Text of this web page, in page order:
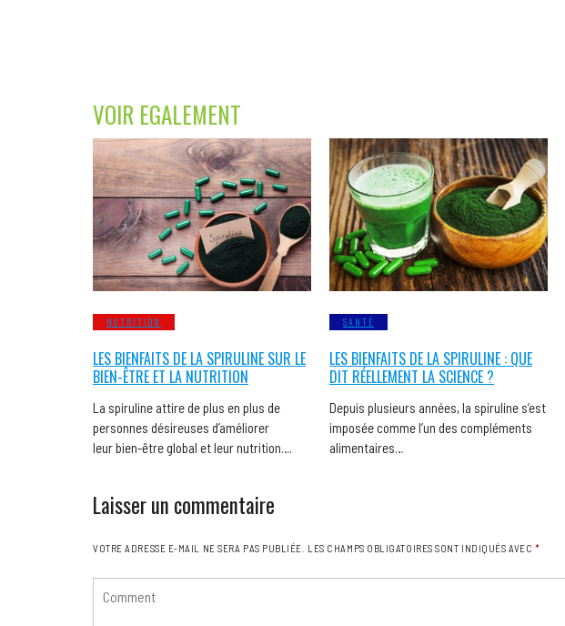
VOIR EGALEMENT
NUTRITION
LES BIENFAITS DE LA SPIRULINE SUR LE
BIEN-ÊTRE ET LA NUTRITION
La spiruline attire de plus en plus de
personnes désireuses d’améliorer
leur bien-être global et leur nutrition….
SANTÉ
LES BIENFAITS DE LA SPIRULINE : QUE
DIT RÉELLEMENT LA SCIENCE ?
Depuis plusieurs années, la spiruline s’est
imposée comme l’un des compléments
alimentaires…
Laisser un commentaire
VOTRE ADRESSE E-MAIL NE SERA PAS PUBLIÉE. LES CHAMPS OBLIGATOIRES SONT INDIQUÉS AVEC *